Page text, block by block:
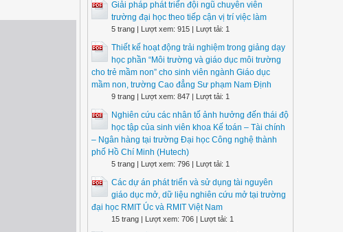
Giải pháp phát triển đội ngũ chuyên viên
trường đại học theo tiếp cận vị trí việc làm
5 trang | Lượt xem: 915 | Lượt tải: 1
Thiết kế hoạt động trải nghiệm trong giảng dạy
học phần “Môi trường và giáo dục môi trường
cho trẻ mầm non” cho sinh viên ngành Giáo dục
mầm non, trường Cao đẳng Sư phạm Nam Định
9 trang | Lượt xem: 847 | Lượt tải: 1
Nghiên cứu các nhân tố ảnh hưởng đến thái độ
học tập của sinh viên khoa Kế toán – Tài chính
– Ngân hàng tại trường Đại học Công nghệ thành
phố Hồ Chí Minh (Hutech)
5 trang | Lượt xem: 796 | Lượt tải: 1
Các dự án phát triển và sử dụng tài nguyên
giáo dục mở, dữ liệu nghiên cứu mở tại trường
đại học RMIT Úc và RMIT Việt Nam
15 trang | Lượt xem: 706 | Lượt tải: 1